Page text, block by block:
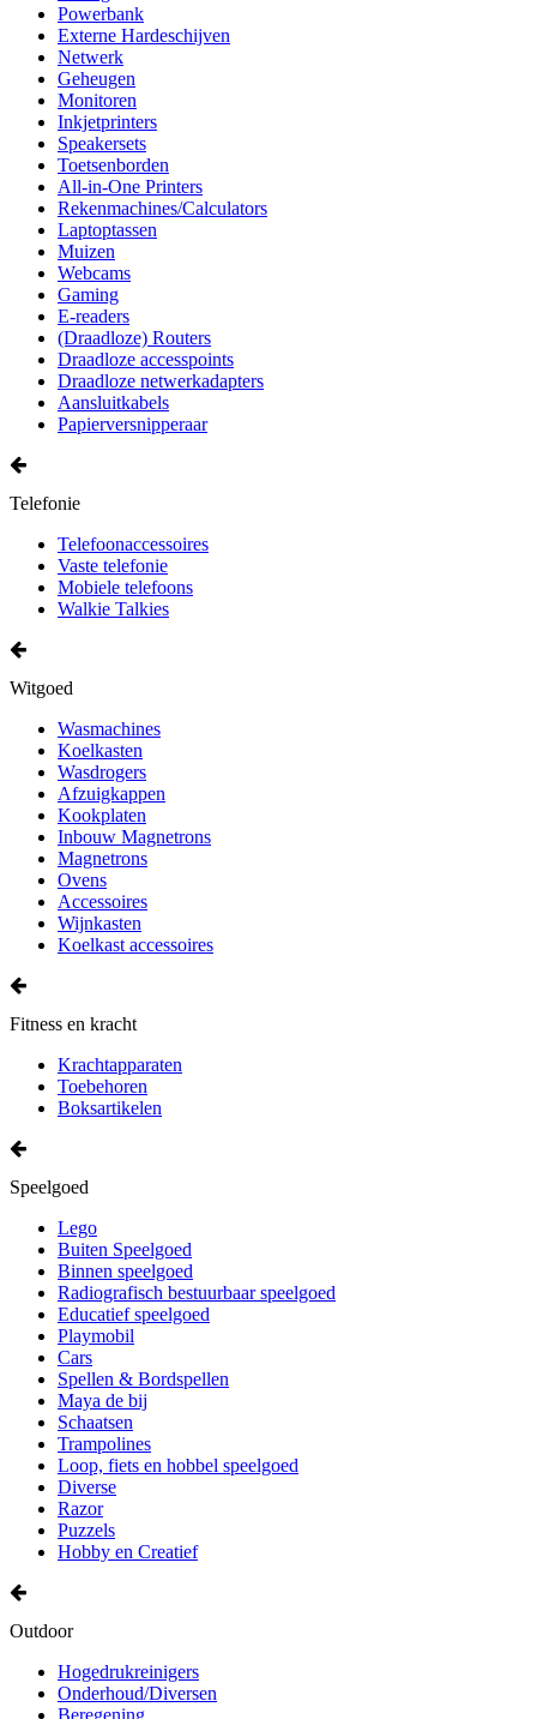
Powerbank
Externe Hardeschijven
Netwerk
Geheugen
Monitoren
Inkjetprinters
Speakersets
Toetsenborden
All-in-One Printers
Rekenmachines/Calculators
Laptoptassen
Muizen
Webcams
Gaming
E-readers
(Draadloze) Routers
Draadloze accesspoints
Draadloze netwerkadapters
Aansluitkabels
Papierversnipperaar
Telefonie
Telefoonaccessoires
Vaste telefonie
Mobiele telefoons
Walkie Talkies
Witgoed
Wasmachines
Koelkasten
Wasdrogers
Afzuigkappen
Kookplaten
Inbouw Magnetrons
Magnetrons
Ovens
Accessoires
Wijnkasten
Koelkast accessoires
Fitness en kracht
Krachtapparaten
Toebehoren
Boksartikelen
Speelgoed
Lego
Buiten Speelgoed
Binnen speelgoed
Radiografisch bestuurbaar speelgoed
Educatief speelgoed
Playmobil
Cars
Spellen & Bordspellen
Maya de bij
Schaatsen
Trampolines
Loop, fiets en hobbel speelgoed
Diverse
Razor
Puzzels
Hobby en Creatief
Outdoor
Hogedrukreinigers
Onderhoud/Diversen
Beregening